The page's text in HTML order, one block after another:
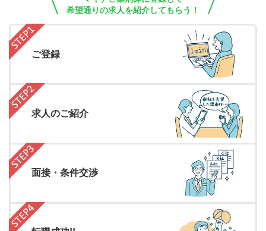
希望通りの求人を紹介してもらう！
ご登録
求人のご紹介
面接・条件交渉